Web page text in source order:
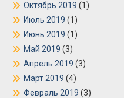
Октябрь 2019 (1)
Июль 2019 (1)
Июнь 2019 (1)
Май 2019 (3)
Апрель 2019 (3)
Март 2019 (4)
Февраль 2019 (3)